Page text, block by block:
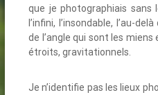
que je photographiais sans
l’infini, l’insondable, l’au-
de l’angle qui sont les
étroits, gravitationnels.
Je n’identifie pas les lieux